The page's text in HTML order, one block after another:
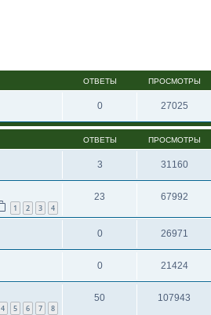
ОТВЕТЫ ПРОСМОТРЫ
0 27025
ОТВЕТЫ ПРОСМОТРЫ
3 31160
1 2 3 4
23 67992
0 26971
0 21424
4 5 6 7 8
50 107943